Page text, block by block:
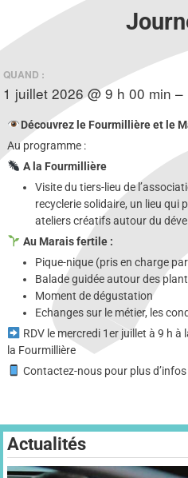
QUAND :
1 juillet 2026 @ 9 h 00 min
Découvrez le Fourmillière et le
Au programme :
A la Fourmillière
Visite du tiers-lieu de
recyclerie solidaire, un lieu qui
ateliers créatifs autour du
Au Marais fertile :
Pique-nique (pris en charge
Balade guidée autour des
Moment de dégustation
Echanges sur le métier, les
RDV le mercredi 1er juillet à 9 h
la Fourmillière
Contactez-nous pour plus d’infos
Actualités